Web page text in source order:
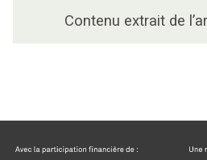
Contenu extrait de